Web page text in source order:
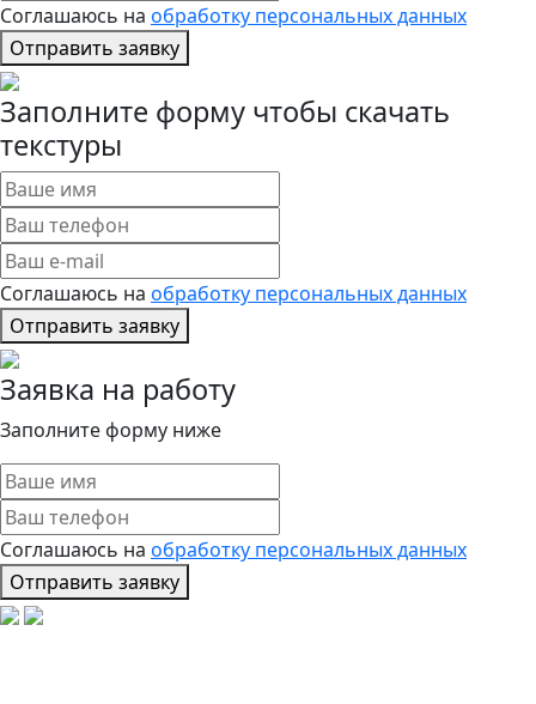
Соглашаюсь на обработку персональных данных
Отправить заявку
Заполните форму чтобы скачать
текстуры
Соглашаюсь на обработку персональных данных
Отправить заявку
Заявка на работу
Заполните форму ниже
Соглашаюсь на обработку персональных данных
Отправить заявку